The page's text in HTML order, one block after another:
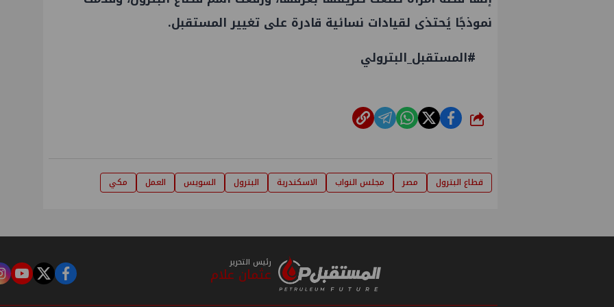
نموذجًا يُحتذى لقيادات نسائية قادرة على تغيير المستقبل.
#المستقبل_البترولي
شارك
قطاع البترول مصر مجلس النواب الاسكندرية البترول السويس العمل مكي
رئيس التحرير
عثمان علام facebook
twitter